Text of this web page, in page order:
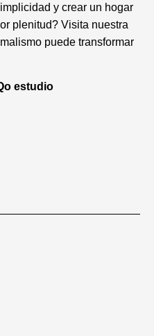
y crear un hogar
plenitud? Visita nuestra
puede transformar
estudio